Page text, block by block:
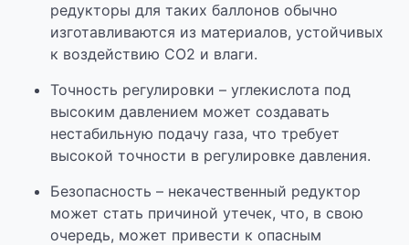
редукторы для таких баллонов обычно
изготавливаются из материалов, устойчивых
к воздействию CO2 и влаги.
Точность регулировки – углекислота под
высоким давлением может создавать
нестабильную подачу газа, что требует
высокой точности в регулировке давления.
Безопасность – некачественный редуктор
может стать причиной утечек, что, в свою
очередь, может привести к опасным